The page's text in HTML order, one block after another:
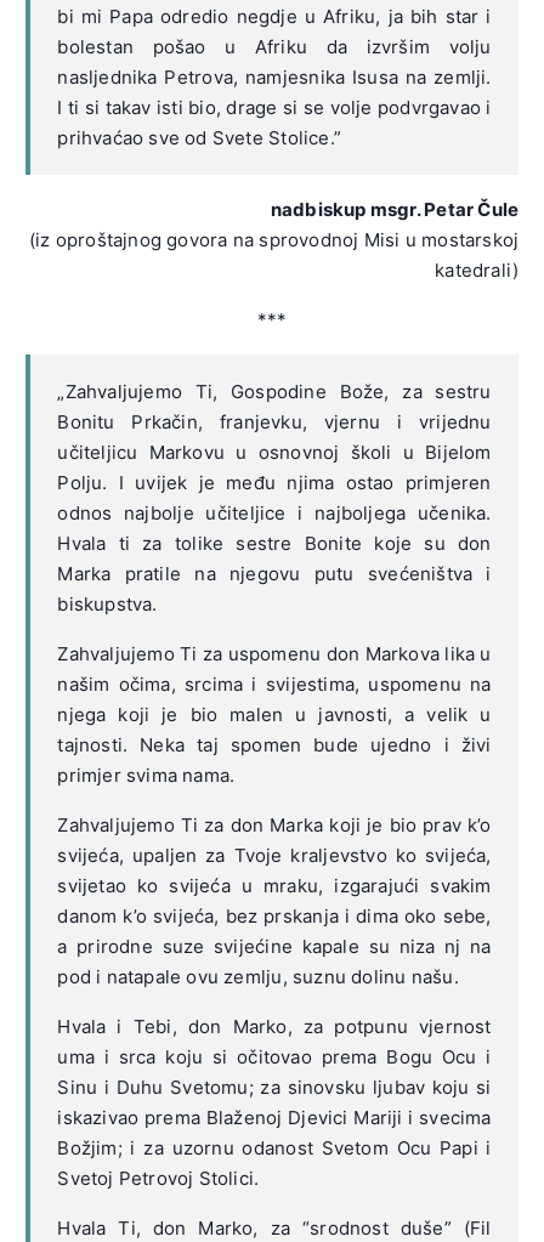
bi mi Papa odredio negdje u Afriku, ja bih star i
bolestan pošao u Afriku da izvršim volju
nasljednika Petrova, namjesnika Isusa na zemlji.
I ti si takav isti bio, drage si se volje podvrgavao i
prihvaćao sve od Svete Stolice.”
nadbiskup msgr. Petar Čule
(iz oproštajnog govora na sprovodnoj Misi u mostarskoj
katedrali)
***
„Zahvaljujemo Ti, Gospodine Bože, za sestru
Bonitu Prkačin, franjevku, vjernu i vrijednu
učiteljicu Markovu u osnovnoj školi u Bijelom
Polju. I uvijek je među njima ostao primjeren
odnos najbolje učiteljice i najboljega učenika.
Hvala ti za tolike sestre Bonite koje su don
Marka pratile na njegovu putu svećeništva i
biskupstva.
Zahvaljujemo Ti za uspomenu don Markova lika u
našim očima, srcima i svijestima, uspomenu na
njega koji je bio malen u javnosti, a velik u
tajnosti. Neka taj spomen bude ujedno i živi
primjer svima nama.
Zahvaljujemo Ti za don Marka koji je bio prav k’o
svijeća, upaljen za Tvoje kraljevstvo ko svijeća,
svijetao ko svijeća u mraku, izgarajući svakim
danom k’o svijeća, bez prskanja i dima oko sebe,
a prirodne suze svijećine kapale su niza nj na
pod i natapale ovu zemlju, suznu dolinu našu.
Hvala i Tebi, don Marko, za potpunu vjernost
uma i srca koju si očitovao prema Bogu Ocu i
Sinu i Duhu Svetomu; za sinovsku ljubav koju si
iskazivao prema Blaženoj Djevici Mariji i svecima
Božjim; i za uzornu odanost Svetom Ocu Papi i
Svetoj Petrovoj Stolici.
Hvala Ti, don Marko, za “srodnost duše” (Fil